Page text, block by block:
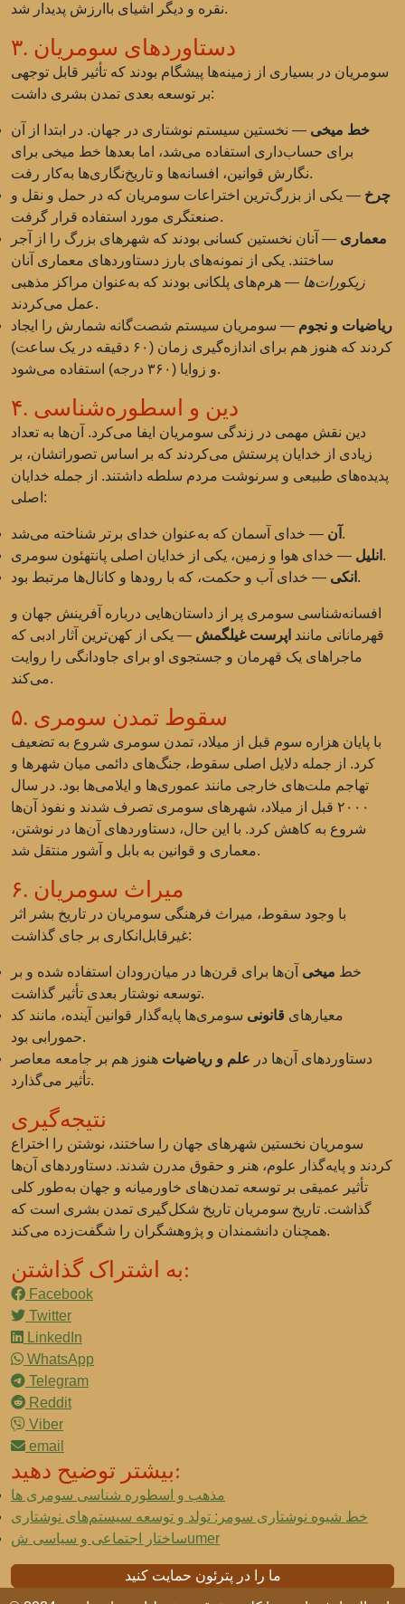
نقره و دیگر اشیای باارزش پدیدار شد.
۳. دستاوردهای سومریان
سومریان در بسیاری از زمینه‌ها پیشگام بودند که تأثیر قابل توجهی
بر توسعه بعدی تمدن بشری داشت:
خط میخی — نخستین سیستم نوشتاری در جهان. در ابتدا از آن
برای حساب‌داری استفاده می‌شد، اما بعدها خط میخی برای
نگارش قوانین، افسانه‌ها و تاریخ‌نگاری‌ها به‌کار رفت.
چرخ — یکی از بزرگ‌ترین اختراعات سومریان که در حمل و نقل و
صنعتگری مورد استفاده قرار گرفت.
معماری — آنان نخستین کسانی بودند که شهرهای بزرگ را از آجر
ساختند. یکی از نمونه‌های بارز دستاوردهای معماری آنان
زیکورات‌ها — هرم‌های پلکانی بودند که به‌عنوان مراکز مذهبی
عمل می‌کردند.
ریاضیات و نجوم — سومریان سیستم شصت‌گانه شمارش را ایجاد
کردند که هنوز هم برای اندازه‌گیری زمان (۶۰ دقیقه در یک ساعت)
و زوایا (۳۶۰ درجه) استفاده می‌شود.
۴. دین و اسطوره‌شناسی
دین نقش مهمی در زندگی سومریان ایفا می‌کرد. آن‌ها به تعداد
زیادی از خدایان پرستش می‌کردند که بر اساس تصوراتشان، بر
پدیده‌های طبیعی و سرنوشت مردم سلطه داشتند. از جمله خدایان
اصلی:
آن — خدای آسمان که به‌عنوان خدای برتر شناخته می‌شد.
انلیل — خدای هوا و زمین، یکی از خدایان اصلی پانتهئون سومری.
انکی — خدای آب و حکمت، که با رودها و کانال‌ها مرتبط بود.
افسانه‌شناسی سومری پر از داستان‌هایی درباره آفرینش جهان و
قهرمانانی مانند اپرست غیلگمش — یکی از کهن‌ترین آثار ادبی که
ماجراهای یک قهرمان و جستجوی او برای جاودانگی را روایت
می‌کند.
۵. سقوط تمدن سومری
با پایان هزاره سوم قبل از میلاد، تمدن سومری شروع به تضعیف
کرد. از جمله دلایل اصلی سقوط، جنگ‌های دائمی میان شهرها و
تهاجم ملت‌های خارجی مانند عموری‌ها و ایلامی‌ها بود. در سال
۲۰۰۰ قبل از میلاد، شهرهای سومری تصرف شدند و نفوذ آن‌ها
شروع به کاهش کرد. با این حال، دستاوردهای آن‌ها در نوشتن،
معماری و قوانین به بابل و آشور منتقل شد.
۶. میراث سومریان
با وجود سقوط، میراث فرهنگی سومریان در تاریخ بشر اثر
غیرقابل‌انکاری بر جای گذاشت:
خط میخی آن‌ها برای قرن‌ها در میان‌رودان استفاده شده و بر
توسعه نوشتار بعدی تأثیر گذاشت.
معیارهای قانونی سومری‌ها پایه‌گذار قوانین آینده، مانند کد
حمورابی بود.
دستاوردهای آن‌ها در علم و ریاضیات هنوز هم بر جامعه معاصر
تأثیر می‌گذارد.
نتیجه‌گیری
سومریان نخستین شهرهای جهان را ساختند، نوشتن را اختراع
کردند و پایه‌گذار علوم، هنر و حقوق مدرن شدند. دستاوردهای آن‌ها
تأثیر عمیقی بر توسعه تمدن‌های خاورمیانه و جهان به‌طور کلی
گذاشت. تاریخ سومریان تاریخ شکل‌گیری تمدن بشری است که
همچنان دانشمندان و پژوهشگران را شگفت‌زده می‌کند.
به اشتراک گذاشتن:
Facebook
Twitter
LinkedIn
WhatsApp
Telegram
Reddit
Viber
email
بیشتر توضیح دهید:
مذهب و اسطوره شناسی سومری ها
خط شیوه نوشتاری سومر: تولد و توسعه سیستم‌های نوشتاری
ساختار اجتماعی و سیاسی شumer
ما را در پترئون حمایت کنید